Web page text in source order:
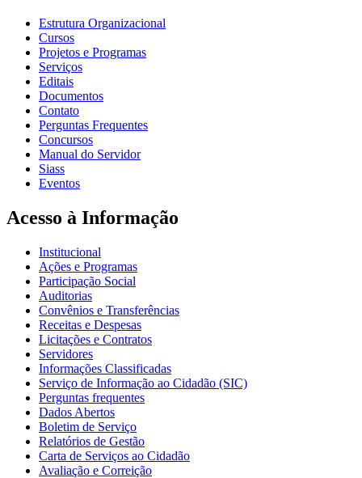
Estrutura Organizacional
Cursos
Projetos e Programas
Serviços
Editais
Documentos
Contato
Perguntas Frequentes
Concursos
Manual do Servidor
Siass
Eventos
Acesso à Informação
Institucional
Ações e Programas
Participação Social
Auditorias
Convênios e Transferências
Receitas e Despesas
Licitações e Contratos
Servidores
Informações Classificadas
Serviço de Informação ao Cidadão (SIC)
Perguntas frequentes
Dados Abertos
Boletim de Serviço
Relatórios de Gestão
Carta de Serviços ao Cidadão
Avaliação e Correição